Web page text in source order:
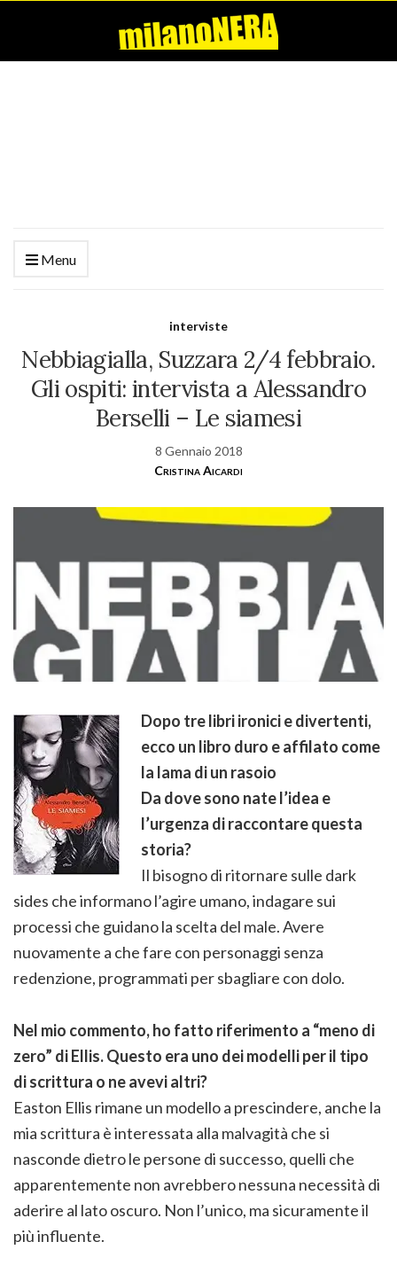
Menu
interviste
Nebbiagialla, Suzzara 2/4 febbraio.
Gli ospiti: intervista a Alessandro
Berselli – Le siamesi
8 Gennaio 2018
Cristina Aicardi
Dopo tre libri ironici e divertenti,
ecco un libro duro e affilato come
la lama di un rasoio
Da dove sono nate l’idea e
l’urgenza di raccontare questa
storia?
Il bisogno di ritornare sulle dark
sides che informano l’agire umano, indagare sui
processi che guidano la scelta del male. Avere
nuovamente a che fare con personaggi senza
redenzione, programmati per sbagliare con dolo.
Nel mio commento, ho fatto riferimento a “meno di
zero” di Ellis. Questo era uno dei modelli per il tipo
di scrittura o ne avevi altri?
Easton Ellis rimane un modello a prescindere, anche la
mia scrittura è interessata alla malvagità che si
nasconde dietro le persone di successo, quelli che
apparentemente non avrebbero nessuna necessità di
aderire al lato oscuro. Non l’unico, ma sicuramente il
più influente.